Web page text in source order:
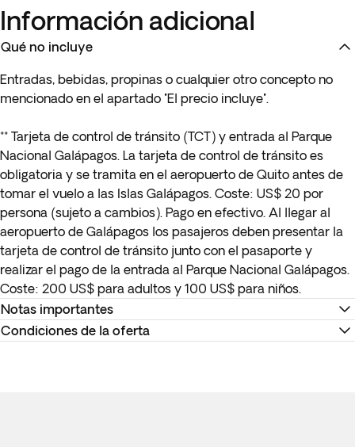
Información adicional
Qué no incluye
Entradas, bebidas, propinas o cualquier otro concepto no
mencionado en el apartado "El precio incluye".
** Tarjeta de control de tránsito (TCT) y entrada al Parque
Nacional Galápagos. La tarjeta de control de tránsito es
obligatoria y se tramita en el aeropuerto de Quito antes de
tomar el vuelo a las Islas Galápagos. Coste: US$ 20 por
persona (sujeto a cambios). Pago en efectivo. Al llegar al
aeropuerto de Galápagos los pasajeros deben presentar la
tarjeta de control de tránsito junto con el pasaporte y
realizar el pago de la entrada al Parque Nacional Galápagos.
Coste: 200 US$ para adultos y 100 US$ para niños.
Notas importantes
Los detalles de tu vuelo interno estarán disponibles como
Condiciones de la oferta